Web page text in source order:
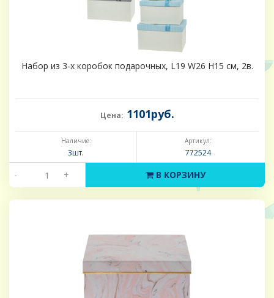
Набор из 3-х коробок подарочных, L19 W26 H15 см, 2в.
Цена: 1101руб.
Наличие:
3шт.
Артикул:
772524
- + В КОРЗИНУ